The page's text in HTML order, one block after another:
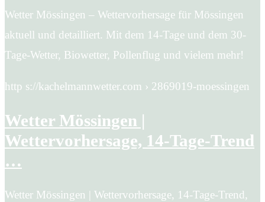
Wetter Mössingen – Wettervorhersage für Mössingen
aktuell und detailliert. Mit dem 14-Tage und dem 30-
Tage-Wetter, Biowetter, Pollenflug und vielem mehr!
http s://kachelmannwetter.com › 2869019-moessingen
Wetter Mössingen |
Wettervorhersage, 14-Tage-Trend
…
Wetter Mössingen | Wettervorhersage, 14-Tage-Trend,